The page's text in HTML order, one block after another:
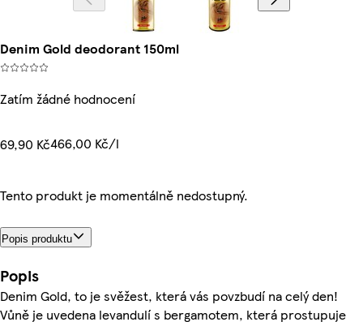
Denim Gold deodorant 150ml
Zatím žádné hodnocení
69,90 Kč466,00 Kč/l
Tento produkt je momentálně nedostupný.
Popis produktu
Popis
Denim Gold, to je svěžest, která vás povzbudí na celý den!
Vůně je uvedena levandulí s bergamotem, která prostupuje